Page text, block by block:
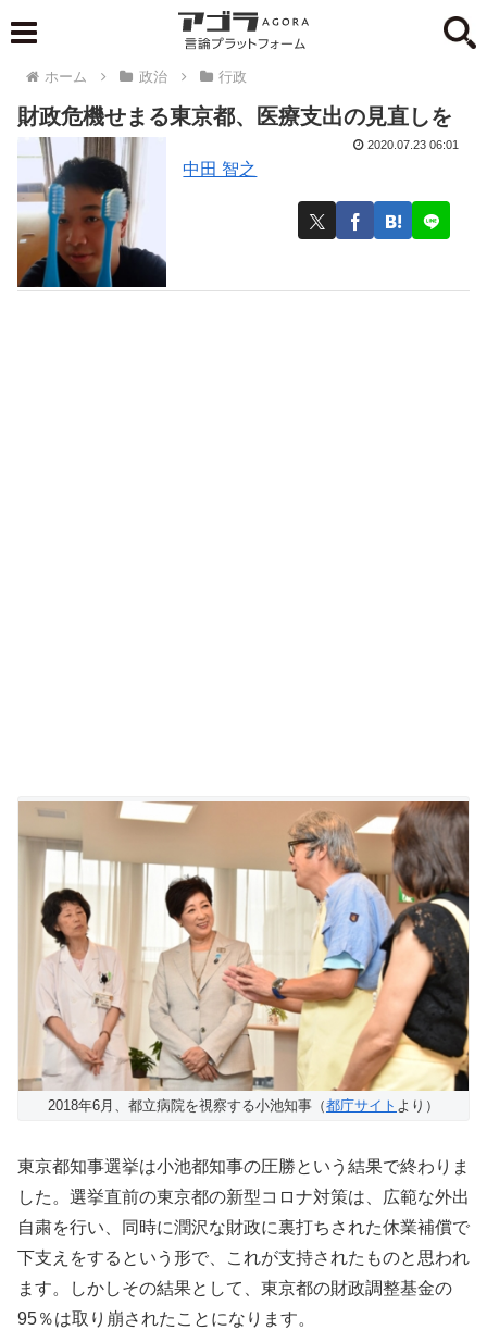
ホーム 政治 行政
財政危機せまる東京都、医療支出の見直しを
中田 智之
2020.07.23 06:01
2018年6月、都立病院を視察する小池知事（都庁サイト より）
東京都知事選挙は小池都知事の圧勝という結果で終わりま
した。選挙直前の東京都の新型コロナ対策は、広範な外出
自粛を行い、同時に潤沢な財政に裏打ちされた休業補償で
下支えをするという形で、これが支持されたものと思われ
ます。しかしその結果として、東京都の財政調整基金の
95％は取り崩されたことになります。